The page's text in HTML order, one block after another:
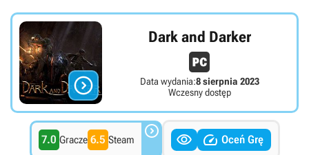

Dark and Darker
Data wydania:8 sierpnia 2023
Wczesny dostęp
7.0 Gracze 6.5 Steam    Oceń Grę